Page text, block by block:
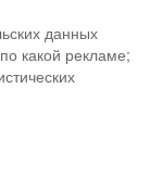
данных
какой рекламе;